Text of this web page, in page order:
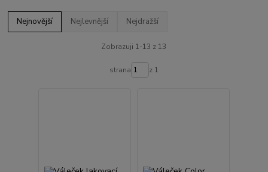
Nejnovější Nejlevnější Nejdražší
Zobrazuji 1-13 z 13
strana z 1